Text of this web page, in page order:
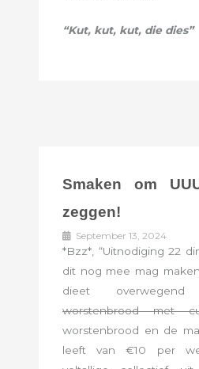
“Kut, kut, kut, die dies”
Smaken om
zeggen!
September 13, 2024
*Bzz*, “Uitnodiging 22
dit nog mee mag
dieet
worstenbrood met
worstenbrood en de
leeft van €10 per